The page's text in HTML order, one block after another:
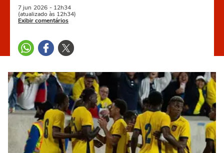
7 jun 2026 - 12h34
(atualizado às 12h34)
Exibir comentários